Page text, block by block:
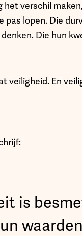
het verschil
pas lopen. Die
Die hun
veiligheid. En
is